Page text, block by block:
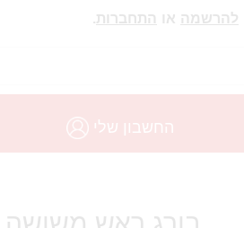
להרשמה או התחברות.
החשבון שלי